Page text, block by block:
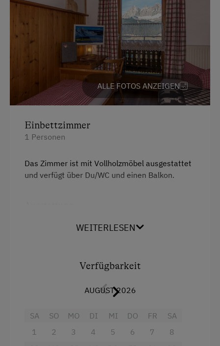
ALLE FOTOS ANZEIGEN
Einbettzimmer
1 Personen
Das Zimmer ist mit Vollholzmöbel ausgestattet
und verfügt über Du/WC und einen Balkon.
Aussicht auf eine Berglandschaft
Toilette
Wlan
WEITERLESEN
Verfügbarkeit
AUGUST 2026
SA
1
SO
2
MO
3
DI
4
MI
5
DO
6
FR
7
SA
8